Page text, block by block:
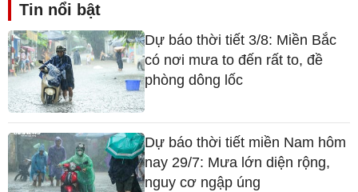
Tin nổi bật
Dự báo thời tiết 3/8: Miền Bắc
có nơi mưa to đến rất to, đề
phòng dông lốc
Dự báo thời tiết miền Nam hôm
nay 29/7: Mưa lớn diện rộng,
nguy cơ ngập úng